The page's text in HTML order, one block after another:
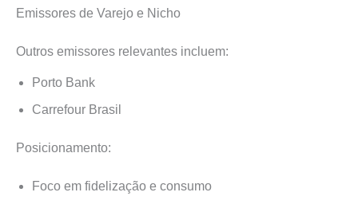
Emissores de Varejo e Nicho
Outros emissores relevantes incluem:
Porto Bank
Carrefour Brasil
Posicionamento:
Foco em fidelização e consumo